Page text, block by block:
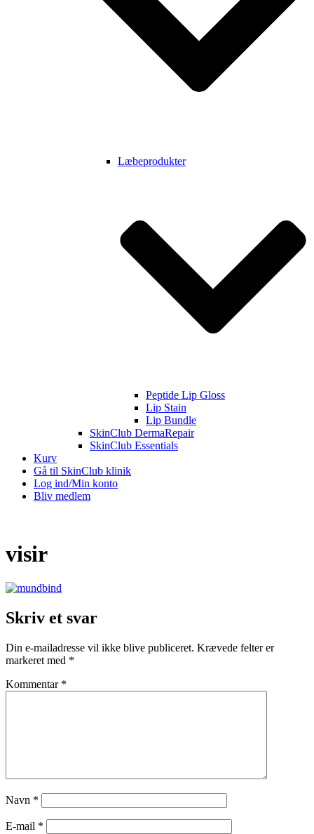
Læbeprodukter
Peptide Lip Gloss
Lip Stain
Lip Bundle
SkinClub DermaRepair
SkinClub Essentials
Kurv
Gå til SkinClub klinik
Log ind/Min konto
Bliv medlem
visir
Skriv et svar
Din e-mailadresse vil ikke blive publiceret. Krævede felter er
markeret med *
Kommentar *
Navn *
E-mail *